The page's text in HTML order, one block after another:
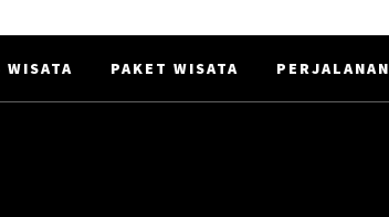
WISATA PAKET WISATA PERJALANAN